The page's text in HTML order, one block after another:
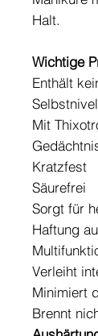
Halt.
Wichtige
Enthält
Mit
Kratzfest
Säurefrei
Sorgt für
Haftung
Verleiht
Minimiert
Brennt